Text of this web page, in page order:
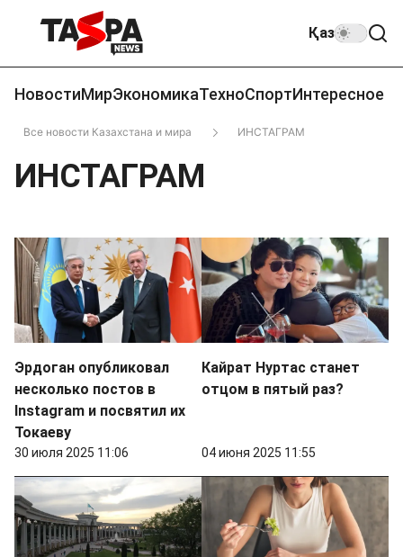
Қаз
НовостиМирЭкономикаТехноСпортИнтересное
Все новости Казахстана и мира ИНСТАГРАМ
ИНСТАГРАМ
Эрдоган опубликовал
несколько постов в
Instagram и посвятил их
Токаеву
30 июля 2025 11:06
Кайрат Нуртас станет
отцом в пятый раз?
04 июня 2025 11:55